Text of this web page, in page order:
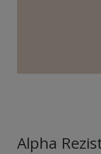
Alpha